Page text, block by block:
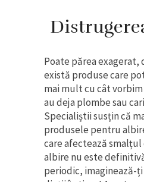
Poate părea exagerat,
există produse care
mai mult cu cât
au deja plombe sau
Specialiștii susțin că
produsele pentru
care afectează smalțul
albire nu este
periodic, imaginează-